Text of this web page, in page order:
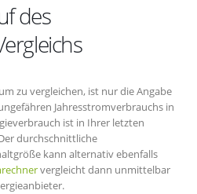
des
zu vergleichen, ist nur die Angabe
Jahresstromverbrauchs in
ist in Ihrer letzten
durchschnittliche
kann alternativ ebenfalls
vergleicht dann unmittelbar